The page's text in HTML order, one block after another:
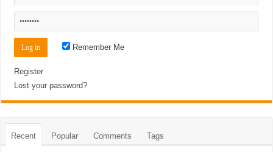
Remember Me
Register
Lost your password?
Recent Popular Comments Tags